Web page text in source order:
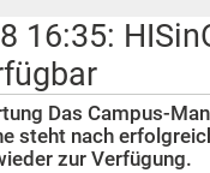
16:35:
Das Campus-
steht nach
zur Verfügung.